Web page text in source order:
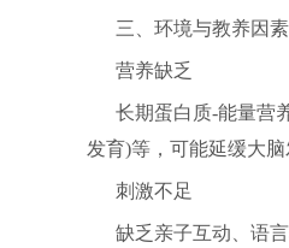
三、环境与教养因素
营养缺乏
长期蛋白质-能量营
发育)等，可能延缓大
刺激不足
缺乏亲子互动、语